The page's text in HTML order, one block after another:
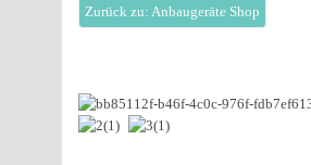
Zurück zu: Anbaugeräte Shop